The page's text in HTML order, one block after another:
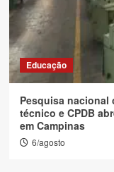
Educação
Pesquisa nacional
técnico e CPDB
em Campinas
6/agosto